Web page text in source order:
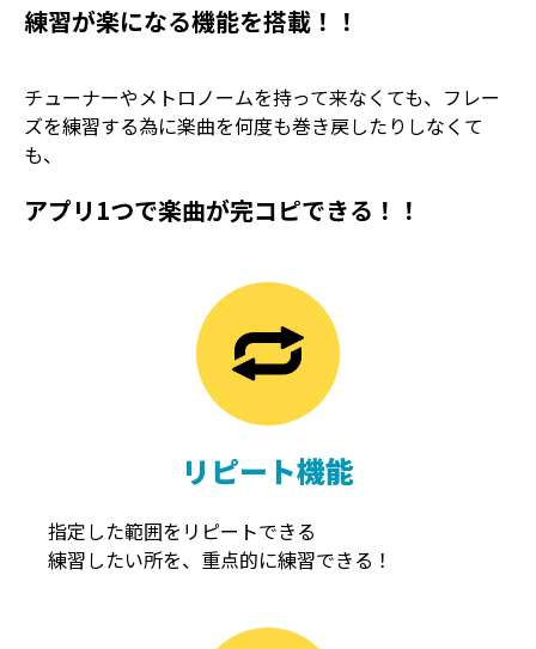
練習が楽になる機能を搭載！！
チューナーやメトロノームを持って来なくても、フレー
ズを練習する為に楽曲を何度も巻き戻したりしなくて
も、
アプリ1つで楽曲が完コピできる！！
リピート機能
指定した範囲をリピートできる
練習したい所を、重点的に練習できる！